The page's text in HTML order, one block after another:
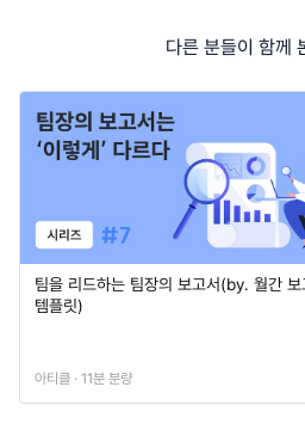
다른 분들이 함께
팀을 리드하는 팀장의 보고서(by. 월간 보
템플릿)
아티클 · 11분 분량